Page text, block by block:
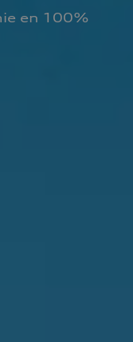
en 100%